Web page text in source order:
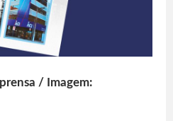
/ Imagem: